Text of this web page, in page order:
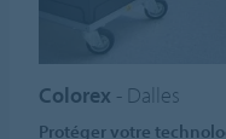
Colorex - Dalles
Protéger votre